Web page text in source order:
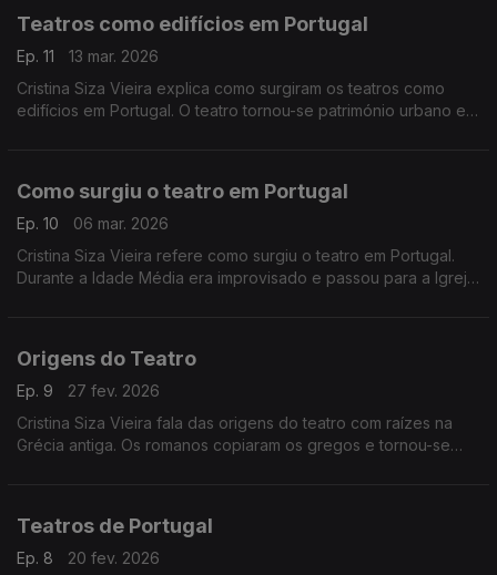
Teatros como edifícios em Portugal
Ep. 11
13 mar. 2026
Cristina Siza Vieira explica como surgiram os teatros como
edifícios em Portugal. O teatro tornou-se património urbano e o
Como surgiu o teatro em Portugal
Ep. 10
06 mar. 2026
Cristina Siza Vieira refere como surgiu o teatro em Portugal.
Durante a Idade Média era improvisado e passou para a Igreja.
Origens do Teatro
Ep. 9
27 fev. 2026
Cristina Siza Vieira fala das origens do teatro com raízes na
Grécia antiga. Os romanos copiaram os gregos e tornou-se
Teatros de Portugal
Ep. 8
20 fev. 2026